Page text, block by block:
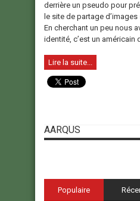
derrière un pseudo pour
le site de partage
En cherchant un peu nous
identité, c’est un américain
Lire la suite...
AARQUS
Populaire